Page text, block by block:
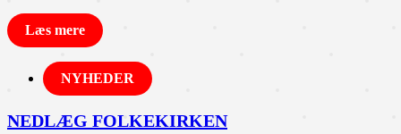
Læs mere
NYHEDER
NEDLÆG FOLKEKIRKEN